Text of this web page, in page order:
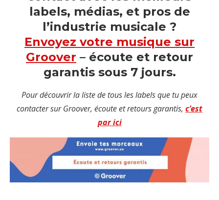
labels, médias, et pros de
l’industrie musicale ?
Envoyez votre musique sur
Groover – écoute et retour
garantis sous 7 jours.
Pour découvrir la liste de tous les labels que tu peux
contacter sur Groover, écoute et retours garantis, c’est
par ici